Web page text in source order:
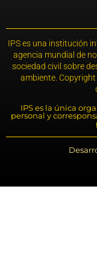
IPS es una institución
agencia mundial de
sociedad civil sobre
ambiente.
IPS es la única
personal y